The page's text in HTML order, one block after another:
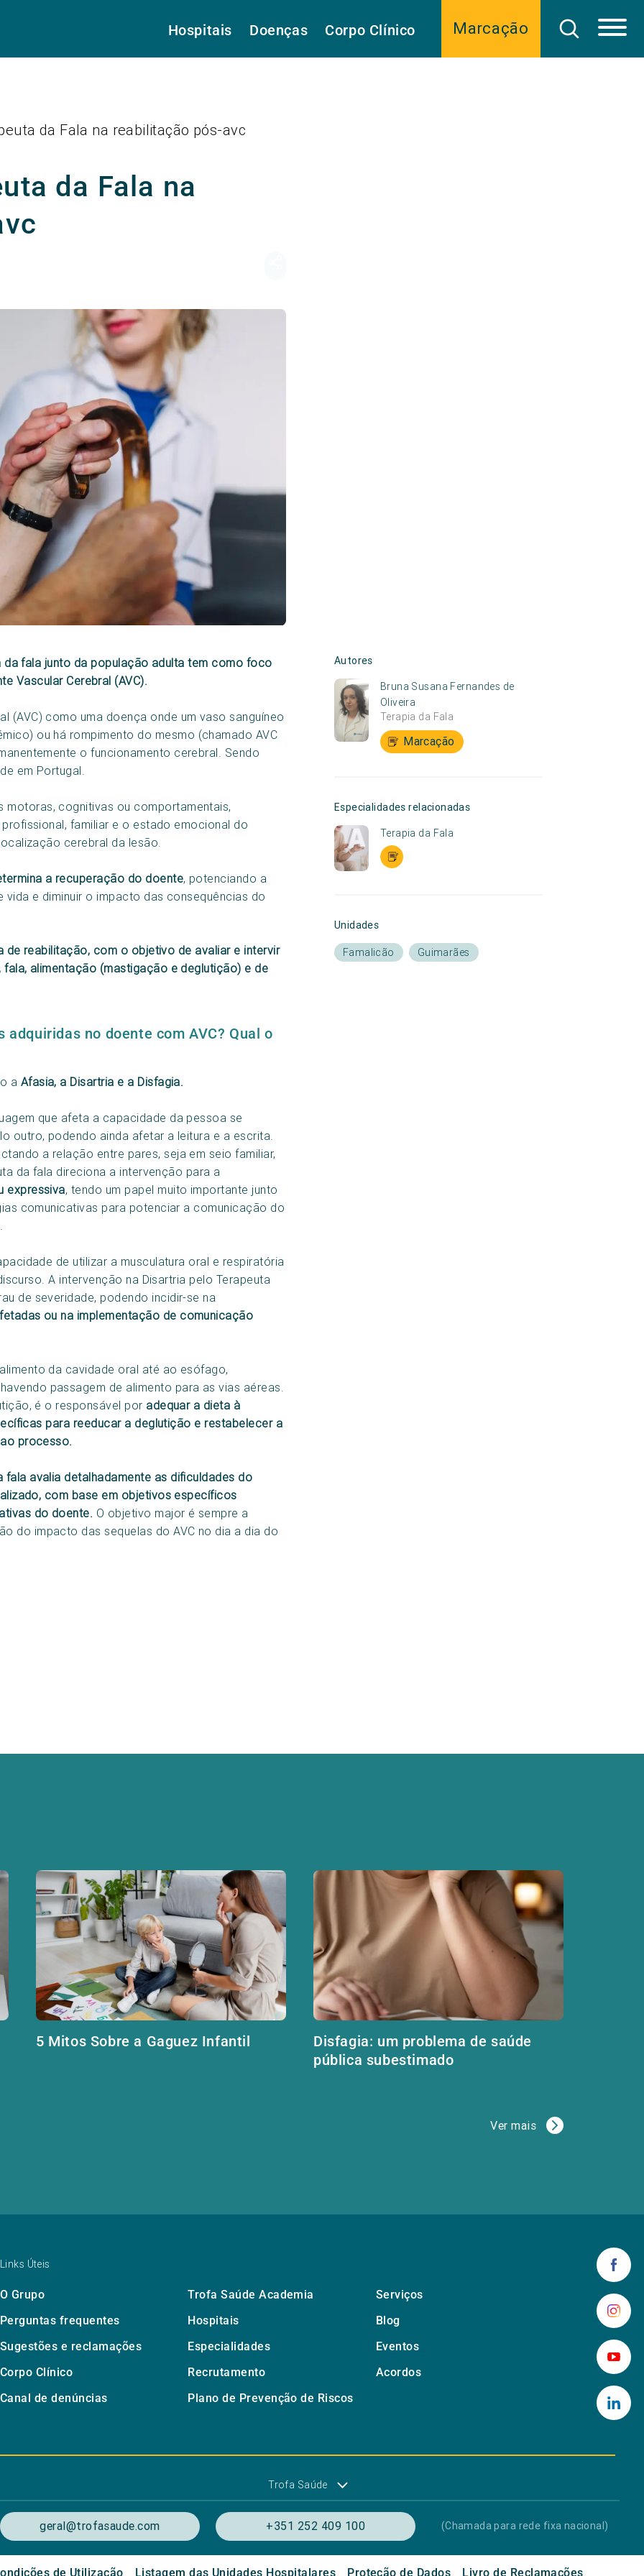
Marcação
Hospitais Doenças Corpo Clínico
da Fala na reabilitação pós-avc
da Fala na
fala junto da população adulta tem como foco
Vascular Cerebral (AVC).
(AVC) como uma doença onde um vaso sanguíneo
ou há rompimento do mesmo (chamado AVC
o funcionamento cerebral. Sendo
em Portugal.
motoras, cognitivas ou comportamentais,
familiar e o estado emocional do
cerebral da lesão.
a recuperação do doente, potenciando a
e diminuir o impacto das consequências do
de reabilitação, com o objetivo de avaliar e intervir
alimentação (mastigação e deglutição) e de
no doente com AVC? Qual o
a Afasia, a Disartria e a Disfagia.
que afeta a capacidade da pessoa se
outro, podendo ainda afetar a leitura e a escrita.
a relação entre pares, seja em seio familiar,
da fala direciona a intervenção para a
expressiva, tendo um papel muito importante junto
comunicativas para potenciar a comunicação do
de utilizar a musculatura oral e respiratória
A intervenção na Disartria pelo Terapeuta
de severidade, podendo incidir-se na
ou na implementação de comunicação
da cavidade oral até ao esófago,
passagem de alimento para as vias aéreas.
é o responsável por adequar a dieta à
para reeducar a deglutição e restabelecer a
processo.
fala avalia detalhadamente as dificuldades do
com base em objetivos específicos
do doente. O objetivo major é sempre a
do impacto das sequelas do AVC no dia a dia do
Autores
Bruna Susana Fernandes de
Oliveira
Terapia da Fala
Marcação
Especialidades relacionadas
Terapia da Fala
Unidades
Famalicão Guimarães
5 Mitos Sobre a Gaguez Infantil
Disfagia: um problema de saúde
pública subestimado
Ver mais
Links Úteis
O Grupo Trofa Saúde Academia
Serviços
Perguntas frequentes
Hospitais
Blog
Sugestões e reclamações
Especialidades
Eventos
Corpo Clínico
Recrutamento
Acordos
Canal de denúncias
Plano de Prevenção de Riscos
Trofa Saúde
geral@trofasaude.com +351 252 409 100 (Chamada para rede fixa nacional)
de Utilização Listagem das Unidades Hospitalares Proteção de Dados Livro de Reclamações